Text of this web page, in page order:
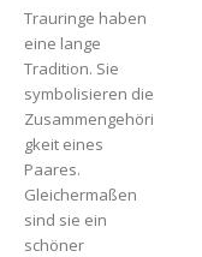
Trauringe haben
eine lange
Tradition. Sie
symbolisieren die
Zusammengehöri
gkeit eines
Paares.
Gleichermaßen
sind sie ein
schöner